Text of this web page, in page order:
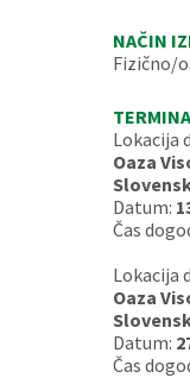
NAČIN
Fizično/
Lokacija
Oaza
Datum:
Čas
Lokacija
Oaza
Datum:
Čas